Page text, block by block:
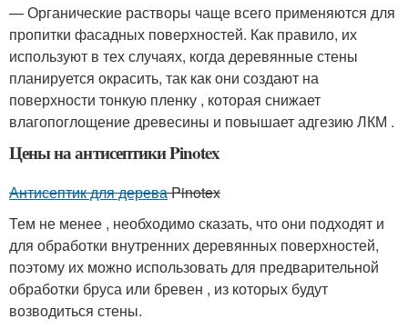
— Органические растворы чаще всего применяются для
пропитки фасадных поверхностей. Как правило, их
используют в тех случаях, когда деревянные стены
планируется окрасить, так как они создают на
поверхности тонкую пленку , которая снижает
влагопоглощение древесины и повышает адгезию ЛКМ .
Цены на антисептики Pinotex
Антисептик для дереваPinotex
Тем не менее , необходимо сказать, что они подходят и
для обработки внутренних деревянных поверхностей,
поэтому их можно использовать для предварительной
обработки бруса или бревен , из которых будут
возводиться стены.